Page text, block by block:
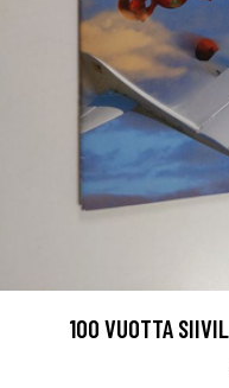
100 VUOTTA